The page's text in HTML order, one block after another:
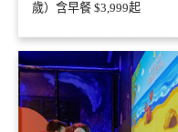
歲）含早餐 $3,999起